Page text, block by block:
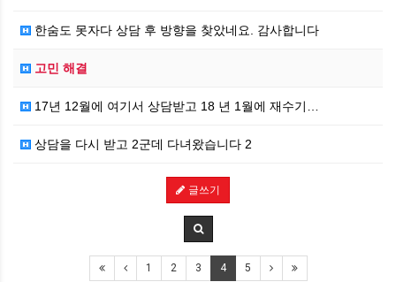
한숨도 못자다 상담 후 방향을 찾았네요. 감사합니다
고민 해결
17년 12월에 여기서 상담받고 18 년 1월에 재수기…
상담을 다시 받고 2군데 다녀왔습니다 2
글쓰기
1 2 3 4 5